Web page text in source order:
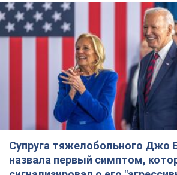
сигнализировал о его
Сначала врачи не обратили на это
17,9 т.
Отпуск Леси Никитюк в
обернулся скандалом: почему
ведущую несправедливо
Знаменитость вышла на прямую
коммуникацию в сети и расставила все
над "i"
6.08.2026 17:32 14,6 т.